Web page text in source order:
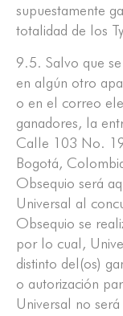
supuestamente
totalidad de los
9.5. Salvo que
en algún otro
o en el correo
ganadores, la
Calle 103 No.
Bogotá,
Obsequio será
Universal al
Obsequio se
por lo cual,
distinto del(os)
o autorización
Universal no